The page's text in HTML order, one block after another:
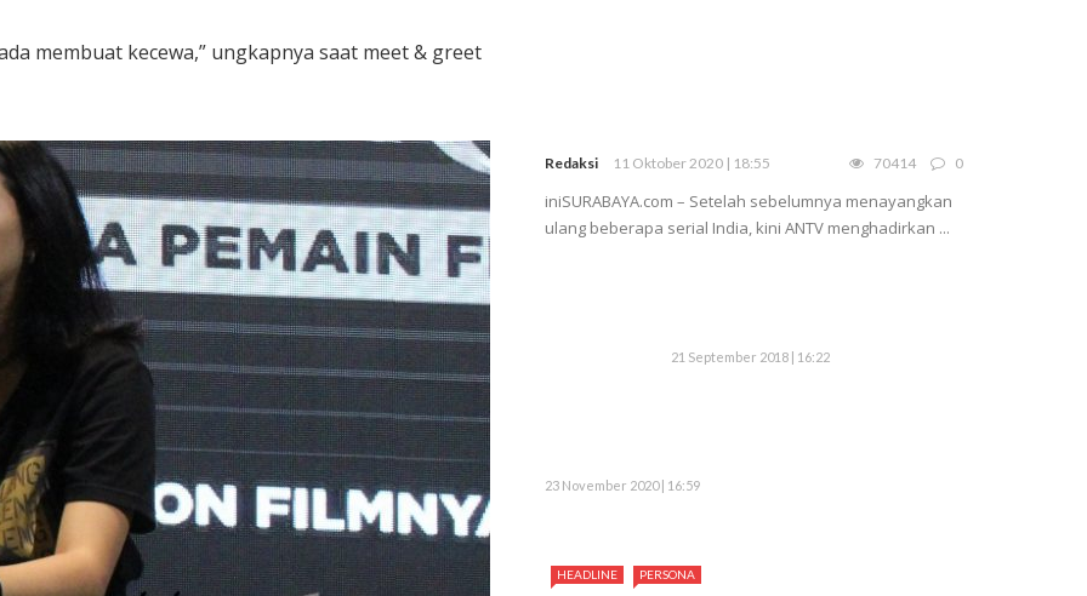
membuat kecewa,” ungkapnya saat meet & greet
Redaksi 11 Oktober 2020 | 18:55 70414 0
iniSURABAYA.com – Setelah sebelumnya menayangkan
ulang beberapa serial India, kini ANTV menghadirkan ...
21 September 2018 | 16:22
23 November 2020 | 16:59
HEADLINE PERSONA